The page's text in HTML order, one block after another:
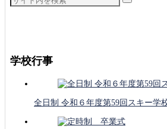
学校行事
全日制 令和６年度第59回スキー学